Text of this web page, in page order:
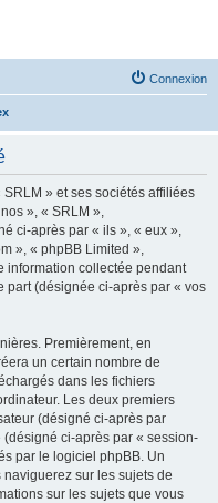
Connexion
» et ses sociétés affiliées
», « SRLM »,
ci-après par « ils », « eux »,
», « phpBB Limited »,
information collectée pendant
part (désignée ci-après par « vos
Premièrement, en
un certain nombre de
dans les fichiers
Les deux premiers
(désigné ci-après par
ci-après par « session-
par le logiciel phpBB. Un
sur les sujets de
sur les sujets que vous